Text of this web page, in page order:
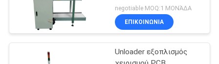
negotiable MOQ:1 ΜΟΝΆΔΑ
ΕΠΙΚΟΙΝΩΝΊΑ
Unloader εξοπλισμός